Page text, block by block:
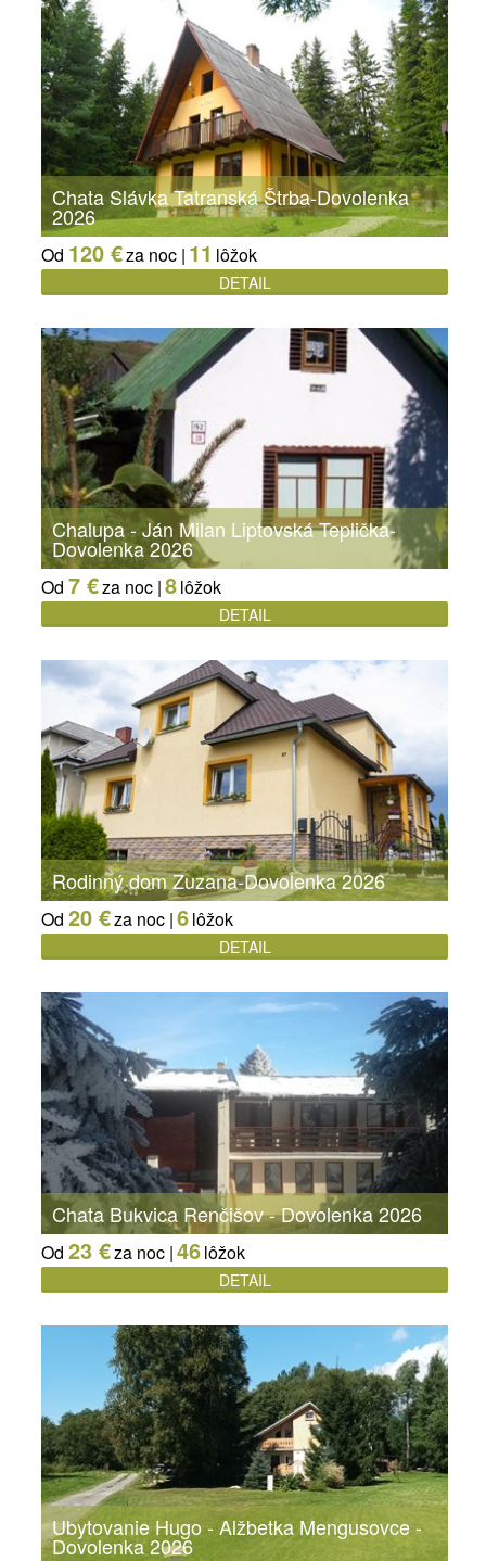
Chata Slávka Tatranská Štrba-Dovolenka
2026
Od 120 €za noc | 11 lôžok
DETAIL
Chalupa - Ján Milan Liptovská Teplička-
Dovolenka 2026
Od 7 €za noc |8lôžok
DETAIL
Rodinný dom Zuzana-Dovolenka 2026
Od 20 €za noc |6lôžok
DETAIL
Chata Bukvica Renčišov - Dovolenka 2026
Od 23 €za noc |46lôžok
DETAIL
Ubytovanie Hugo - Alžbetka Mengusovce -
Dovolenka 2026